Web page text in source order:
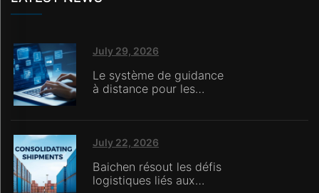
July 29, 2026
Le système de guidance
à distance pour les
détaillants en ligne sans
internes d’assurer un
soutien après-vente
July 22, 2026
Baichen résout les défis
logistiques liés aux